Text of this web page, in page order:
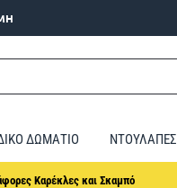
ΔΩΜΑΤΙΟ ΝΤΟΥΛΑΠΕΣ
Καρέκλες και Σκαμπό